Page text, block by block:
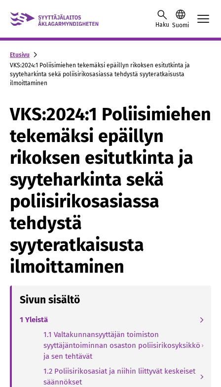
Skip to content -saavutettavuusohje
Haku Suomi
Etusivu
VKS:2024:1 Poliisimiehen tekemäksi epäillyn rikoksen esitutkinta ja
syyteharkinta sekä poliisirikosasiassa tehdystä syyteratkaisusta
ilmoittaminen
VKS:2024:1 Poliisimiehen
tekemäksi epäillyn
rikoksen esitutkinta ja
syyteharkinta sekä
poliisirikosasiassa
tehdystä
syyteratkaisusta
ilmoittaminen
Sivun sisältö
1 Yleistä
1.1 Valtakunnansyyttäjän toimiston
syyttäjäntoiminnan osaston poliisirikosyksikkö
ja sen tehtävät
1.2 Poliisirikosasiat ja niihin liittyvät keskeiset
säännökset